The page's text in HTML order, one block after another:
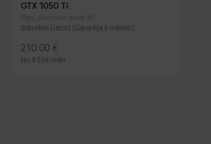
GTX 1050 Ti
Rīga, Jūrmalas gatve 30
Stāvoklis Lietots (Garantija 6 mēneši)
210.00 €
No 9.55€/mēn.